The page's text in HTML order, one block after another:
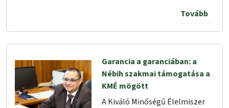
Tovább
Garancia a garanciában: a
Nébih szakmai támogatása a
KMÉ mögött
A Kiváló Minőségű Élelmiszer